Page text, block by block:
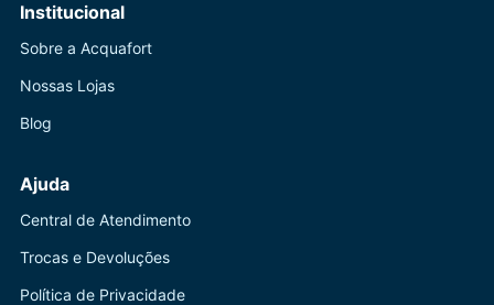
Institucional
Sobre a Acquafort
Nossas Lojas
Blog
Ajuda
Central de Atendimento
Trocas e Devoluções
Política de Privacidade